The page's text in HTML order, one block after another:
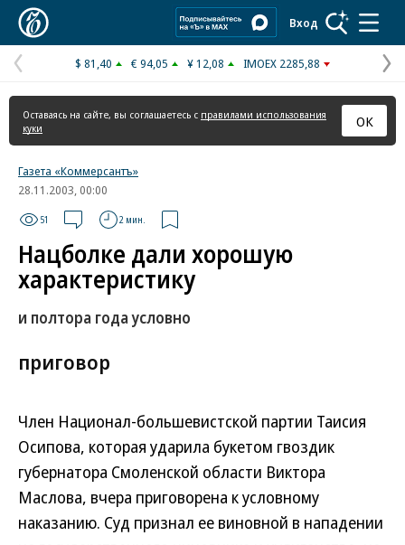
Вход
Предыдущая
страница
$ 81,40 € 94,05 ¥ 12,08 IMOEX 2285,88
Оставаясь на сайте, вы соглашаетесь с правилами использования
куки
ОК
Газета «Коммерсантъ»
28.11.2003, 00:00
51 2 мин.
Нацболке дали хорошую
характеристику
и полтора года условно
приговор
Член Национал-большевистской партии Таисия
Осипова, которая ударила букетом гвоздик
губернатора Смоленской области Виктора
Маслова, вчера приговорена к условному
наказанию. Суд признал ее виновной в нападении